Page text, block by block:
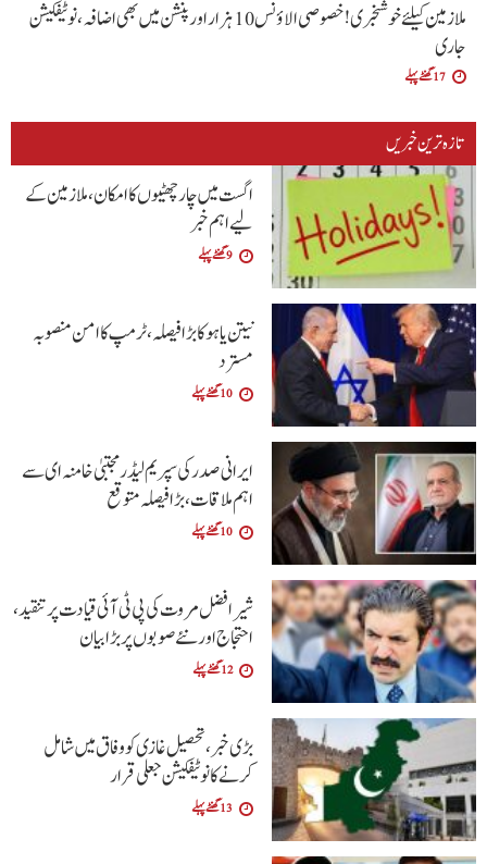
ملازمین کیلئے خوشخبری !خصوصی الاؤنس 10 ہزار اور پنشن میں بھی اضافہ،نوٹیفکیشن
جاری
17 گھنٹے پہلے
تازہ ترین خبریں
اگست میں چار چھٹیوں کا امکان، ملازمین کے
لیے اہم خبر
9 گھنٹے پہلے
نیتن یاہو کا بڑا فیصلہ، ٹرمپ کا امن منصوبہ
مسترد
10 گھنٹے پہلے
ایرانی صدر کی سپریم لیڈر مجتبیٰ خامنہ ای سے
اہم ملاقات، بڑا فیصلہ متوقع
10 گھنٹے پہلے
شیر افضل مروت کی پی ٹی آئی قیادت پر تنقید،
احتجاج اور نئے صوبوں پر بڑا بیان
12 گھنٹے پہلے
بڑی خبر، تحصیل غازی کو وفاق میں شامل
کرنے کا نوٹیفکیشن جعلی قرار
13 گھنٹے پہلے